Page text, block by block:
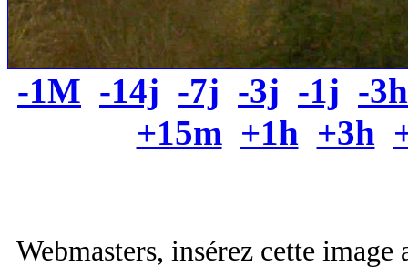
-1M -14j -7j -3j -1j -3h
+15m +1h +3h
Webmasters, insérez cette